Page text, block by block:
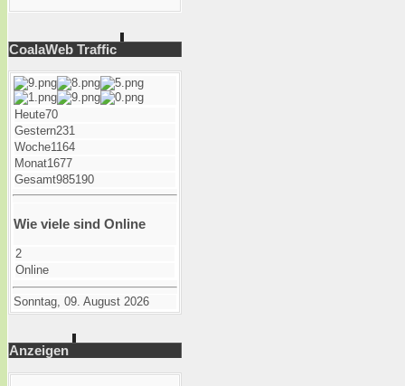
CoalaWeb Traffic
Heute70
Gestern231
Woche1164
Monat1677
Gesamt985190
Wie viele sind Online
2
Online
Sonntag, 09. August 2026
Anzeigen